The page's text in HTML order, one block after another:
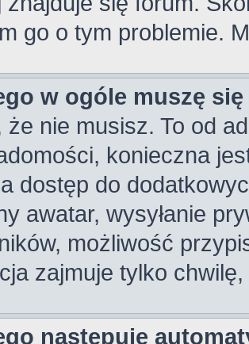
go o tym problemie.
w ogóle muszę
że nie musisz. To od
konieczna
dostęp do
awatar, wysyłanie
możliwość
zajmuje tylko
następuje